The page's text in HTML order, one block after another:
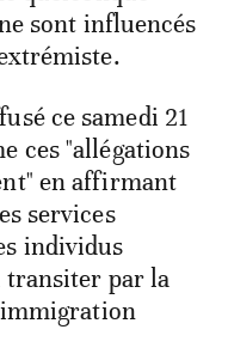
sont influencés
ce samedi 21
ces "allégations
en affirmant
services
individus
transiter par la